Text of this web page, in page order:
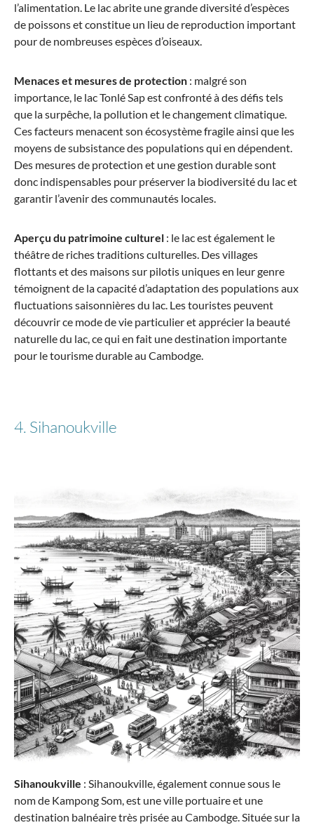
l’alimentation. Le lac abrite une grande diversité d’espèces
de poissons et constitue un lieu de reproduction important
pour de nombreuses espèces d’oiseaux.
Menaces et mesures de protection : malgré son
importance, le lac Tonlé Sap est confronté à des défis tels
que la surpêche, la pollution et le changement climatique.
Ces facteurs menacent son écosystème fragile ainsi que les
moyens de subsistance des populations qui en dépendent.
Des mesures de protection et une gestion durable sont
donc indispensables pour préserver la biodiversité du lac et
garantir l’avenir des communautés locales.
Aperçu du patrimoine culturel : le lac est également le
théâtre de riches traditions culturelles. Des villages
flottants et des maisons sur pilotis uniques en leur genre
témoignent de la capacité d’adaptation des populations aux
fluctuations saisonnières du lac. Les touristes peuvent
découvrir ce mode de vie particulier et apprécier la beauté
naturelle du lac, ce qui en fait une destination importante
pour le tourisme durable au Cambodge.
4. Sihanoukville
Sihanoukville : Sihanoukville, également connue sous le
nom de Kampong Som, est une ville portuaire et une
destination balnéaire très prisée au Cambodge. Située sur la